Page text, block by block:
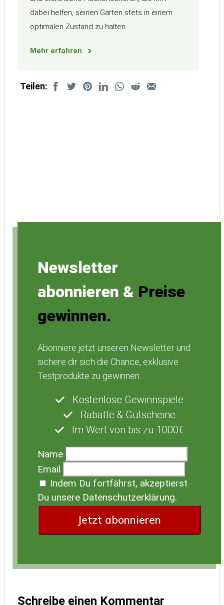
dabei helfen, seinen Garten stets in einem
optimalen Zustand zu halten.
Mehr erfahren
Teilen:
Newsletter
abonnieren & Preise
gewinnen.
Abonniere jetzt unseren Newsletter und
sichere dir sich die Chance, exklusive
Testprodukte zu gewinnen.
Kostenlose Gewinnspiele
Rabatte & Gutscheine
Im Wert von bis zu 1000€
Name
Email
Indem Du fortfährst, akzeptierst
Du unsere Datenschutzerklärung.
Schreibe einen Kommentar